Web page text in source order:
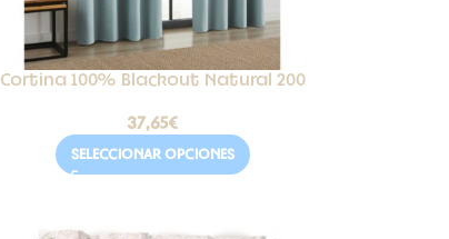
Cortina 100% Blackout Natural 200
37,65€
SELECCIONAR OPCIONES